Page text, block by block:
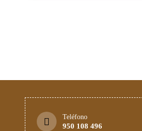
Teléfono
950 108 496